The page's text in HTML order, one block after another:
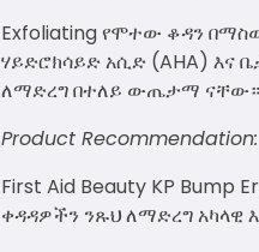
Exfoliating የሞተው ቆዳን
ሃይድሮክሳይድ አሲድ (AHA) እና
ለማድረግ በተለይ ውጤታማ ናቸው።
Product Recommendation:
First Aid Beauty KP Bump
ቀዳዳዎችን ንጹህ ለማድረግ አካላዊ